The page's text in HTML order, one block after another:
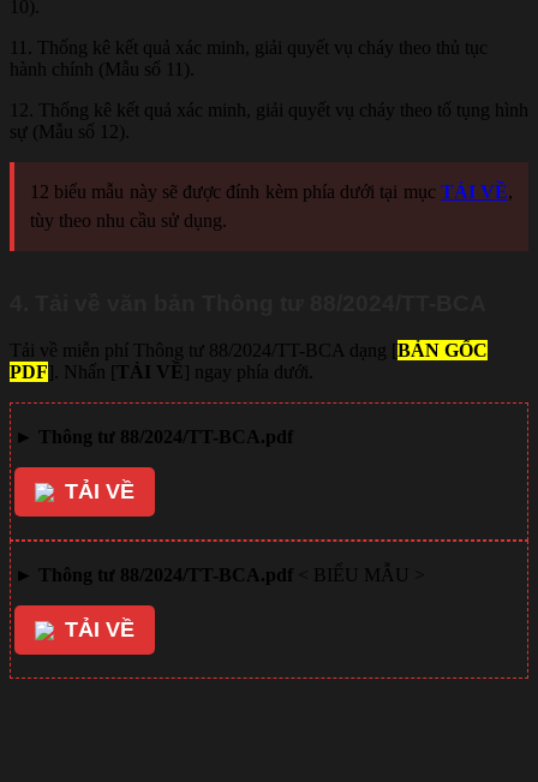
10).
11. Thống kê kết quả xác minh, giải quyết vụ cháy theo thủ tục
hành chính (Mẫu số 11).
12. Thống kê kết quả xác minh, giải quyết vụ cháy theo tố tụng hình
sự (Mẫu số 12).
12 biểu mẫu này sẽ được đính kèm phía dưới tại mục TẢI VỀ,
tùy theo nhu cầu sử dụng.
Tải về miễn phí Thông tư 88/2024/TT-BCA dạng [BẢN GỐC
PDF ]. Nhấn [TẢI VỀ ] ngay phía dưới.
► Thông tư 88/2024/TT-BCA.pdf
TẢI VỀ
► Thông tư 88/2024/TT-BCA.pdf < BIỂU MẪU >
TẢI VỀ